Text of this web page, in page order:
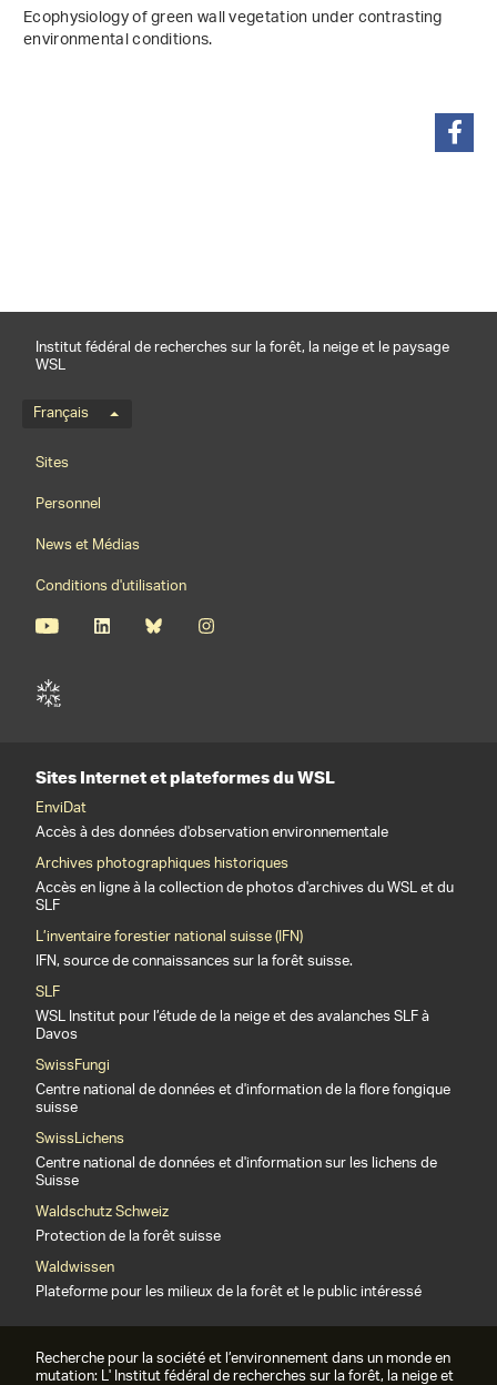
Ecophysiology of green wall vegetation under contrasting
environmental conditions.
Institut fédéral de recherches sur la forêt, la neige et le paysage
WSL
Menu de langue
Français
Footernavigation
Sites
Personnel
News et Médias
Conditions d'utilisation
Sites Internet et plateformes du WSL
EnviDat
Accès à des données d'observation environnementale
Archives photographiques historiques
Accès en ligne à la collection de photos d'archives du WSL et du
SLF
L’inventaire forestier national suisse (IFN)
IFN, source de connaissances sur la forêt suisse.
SLF
WSL Institut pour l’étude de la neige et des avalanches SLF à
Davos
SwissFungi
Centre national de données et d'information de la flore fongique
suisse
SwissLichens
Centre national de données et d'information sur les lichens de
Suisse
Waldschutz Schweiz
Protection de la forêt suisse
Waldwissen
Plateforme pour les milieux de la forêt et le public intéressé
Recherche pour la société et l’environnement dans un monde en
mutation: L' Institut fédéral de recherches sur la forêt, la neige et